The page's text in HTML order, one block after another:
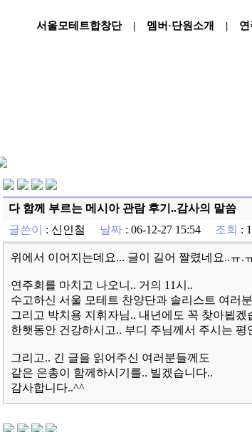
서울모테트합창단| 멤버·단원소개 | 연
다 함께 부르는 메시아 관람 후기..감사의 말씀
글쓴이
: 신인철 날짜 : 06-12-27 15:54 조회 :
위에서 이어지는데요... 글이 길어 짤렸네요..ㅠ.
연주회를 마치고 나오니 .. 거의 11시..
수고하신 서울 모테트 찬양단과 솔리스트 여러
그리고 박치용 지휘자님.. 내년에도 꼭 찾아뵙겠
한햇동안 건강하시고.. 부디 주님께서 주시는 평
그리고.. 긴 글을 읽어주신 여러분들께도
같은 은총이 함께하시기를.. 빌겠습니다..
감사합니다..^^